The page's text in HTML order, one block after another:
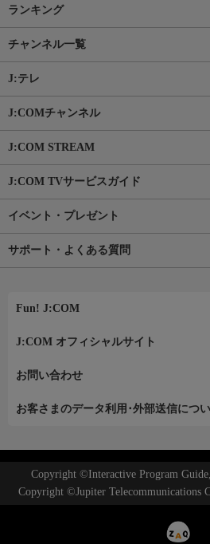
ランキング
チャンネル一覧
J:テレ
J:COMチャンネル
J:COM STREAM
J:COM TVサービスガイド
イベント・プレゼント
サポート・よくある質問
Fun! J:COM
J:COM オフィシャルサイト
お問い合わせ
お客さまのデータ利用･外部送信につ
Copyright ©Interactive Program
Copyright ©Jupiter Telecommunications